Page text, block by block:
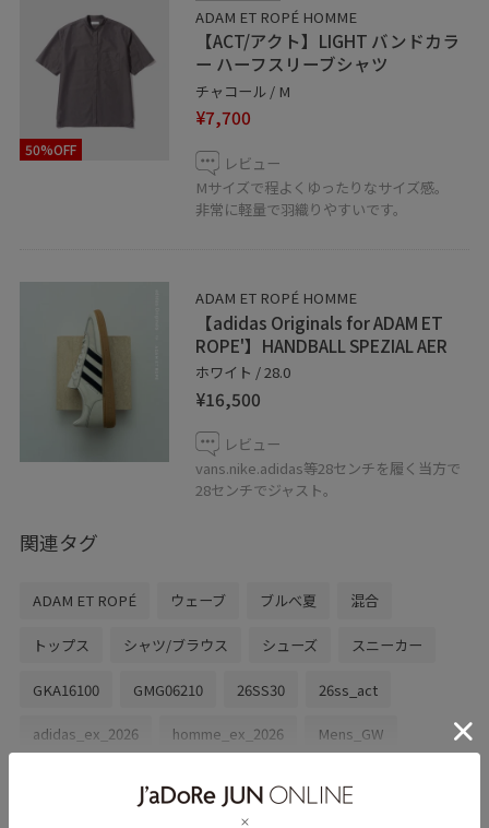
045-440-3554
LINEでルミネ横浜スタッフに相談は【友達追加】をタッ
プをして下さい
50%OFF
ADAM ET ROPÉ HOMME
【ACT/アクト】LIGHT バンドカラ
ー ハーフスリーブシャツ
チャコール / M
¥7,700
レビュー
Mサイズで程よくゆったりなサイズ感。
非常に軽量で羽織りやすいです。
ADAM ET ROPÉ HOMME
【adidas Originals for ADAM ET
ROPE'】HANDBALL SPEZIAL AER
ホワイト / 28.0
¥16,500
レビュー
vans.nike.adidas等28センチを履く当方で
28センチでジャスト。
関連タグ
ADAM ET ROPÉ ウェーブ ブルべ夏 混合
トップス シャツ/ブラウス シューズ スニーカー
GKA16100 GMG06210 26SS30 26ss_act
adidas_ex_2026 homme_ex_2026 Mens_GW
コントラスト
もっと見る